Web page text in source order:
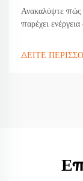
Ανακαλύψτε πώς
παρέχει
Μάθετε
ΔΕΙΤΕ